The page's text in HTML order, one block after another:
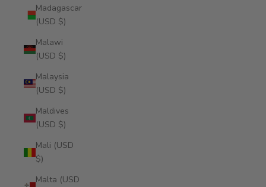
Madagascar
(USD $)
Malawi
(USD $)
Malaysia
(USD $)
Maldives
(USD $)
Mali (USD
$)
Malta (USD